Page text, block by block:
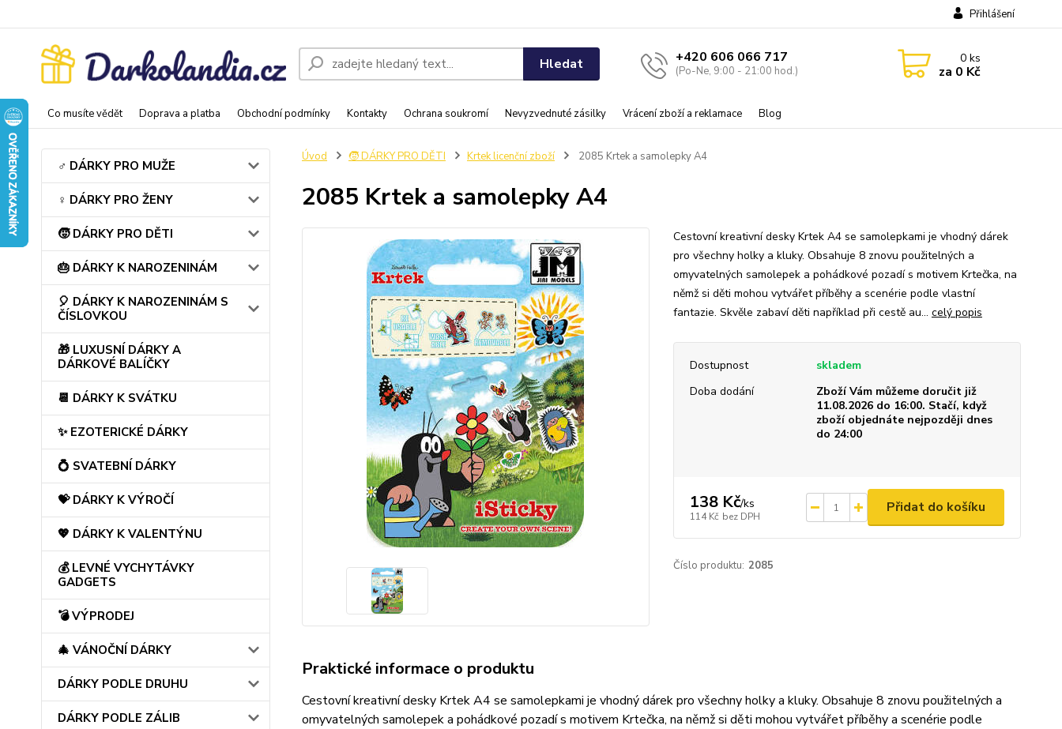
Co musíte vědět Doprava a platba Obchodní podmínky Kontakty Ochrana soukromí Nevyzvednuté zásilky Vrácení zboží a reklamace Blog
Přihlášení
Hledat +420 606 066 717
(Po-Ne, 9:00 - 21:00 hod.)
0ks
za 0 Kč
♂️ DÁRKY PRO MUŽE
♀️ DÁRKY PRO ŽENY
🧒 DÁRKY PRO DĚTI
🎂 DÁRKY K NAROZENINÁM
🎈 DÁRKY K NAROZENINÁM S
ČÍSLOVKOU
🎁 LUXUSNÍ DÁRKY A
DÁRKOVÉ BALÍČKY
📆 DÁRKY K SVÁTKU
✨ EZOTERICKÉ DÁRKY
💍 SVATEBNÍ DÁRKY
💝 DÁRKY K VÝROČÍ
💖 DÁRKY K VALENTÝNU
💰 LEVNÉ VYCHYTÁVKY
GADGETS
💣 VÝPRODEJ
🎄 VÁNOČNÍ DÁRKY
DÁRKY PODLE DRUHU
DÁRKY PODLE ZÁLIB
Úvod 🧒 DÁRKY PRO DĚTI Krtek licenční zboží 2085 Krtek a samolepky A4
2085 Krtek a samolepky A4
Cestovní kreativní desky Krtek A4 se samolepkami je vhodný dárek
pro všechny holky a kluky. Obsahuje 8 znovu použitelných a
omyvatelných samolepek a pohádkové pozadí s motivem Krtečka, na
němž si děti mohou vytvářet příběhy a scenérie podle vlastní
fantazie. Skvěle zabaví děti například při cestě au... celý popis
Dostupnost
skladem
Doba dodání
Zboží Vám můžeme doručit již
11.08.2026 do 16:00. Stačí, když
zboží objednáte nejpozději dnes
do 24:00
138 Kč/ks
114 Kč bez DPH
Přidat do košíku
Číslo produktu: 2085
Praktické informace o produktu
Cestovní kreativní desky Krtek A4 se samolepkami je vhodný dárek pro všechny holky a kluky. Obsahuje 8 znovu použitelných a
omyvatelných samolepek a pohádkové pozadí s motivem Krtečka, na němž si děti mohou vytvářet příběhy a scenérie podle